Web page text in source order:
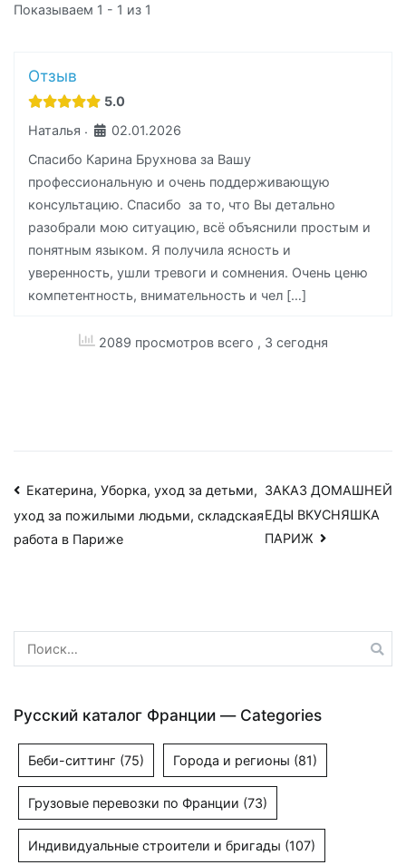
Показываем 1 - 1 из 1
Отзыв
5.0
Наталья ·
02.01.2026
Спасибо Карина Брухнова за Вашу
профессиональную и очень поддерживающую
консультацию. Спасибо за то, что Вы детально
разобрали мою ситуацию, всё объяснили простым и
понятным языком. Я получила ясность и
уверенность, ушли тревоги и сомнения. Очень ценю
компетентность, внимательность и чел […]
2089 просмотров всего , 3 сегодня
Навигация
по
Екатерина, Уборка, уход за детьми,
уход за пожилыми людьми, складская
работа в Париже
ЗАКАЗ ДОМАШНЕЙ
ЕДЫ ВКУСНЯШКА
ПАРИЖ
Найти:
Русский каталог Франции — Categories
Беби-ситтинг (75) Города и регионы (81)
Грузовые перевозки по Франции (73)
Индивидуальные строители и бригады (107)